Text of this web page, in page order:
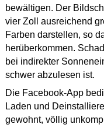
bewältigen. Der
vier Zoll ausreichend
Farben darstellen, so
herüberkommen.
bei indirekter
schwer abzulesen ist.
Die Facebook-App
Laden und
gewohnt, völlig